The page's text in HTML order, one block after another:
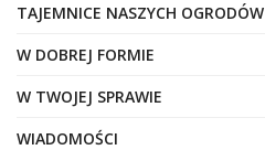
TAJEMNICE NASZYCH OGRODÓW
W DOBREJ FORMIE
W TWOJEJ SPRAWIE
WIADOMOŚCI